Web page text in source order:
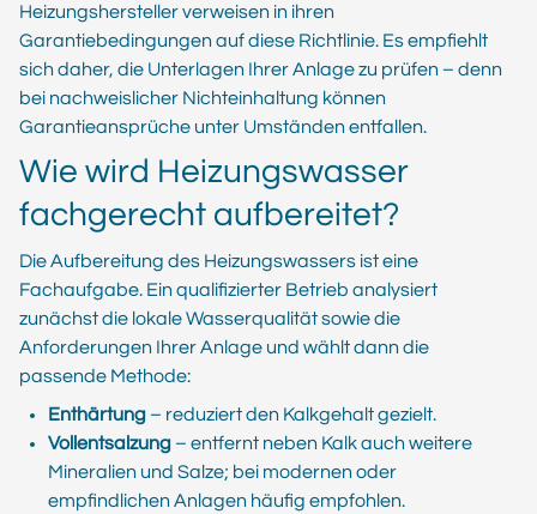
Heizungshersteller verweisen in ihren
Garantiebedingungen auf diese Richtlinie. Es empfiehlt
sich daher, die Unterlagen Ihrer Anlage zu prüfen – denn
bei nachweislicher Nichteinhaltung können
Garantieansprüche unter Umständen entfallen.
Wie wird Heizungswasser
fachgerecht aufbereitet?
Die Aufbereitung des Heizungswassers ist eine
Fachaufgabe. Ein qualifizierter Betrieb analysiert
zunächst die lokale Wasserqualität sowie die
Anforderungen Ihrer Anlage und wählt dann die
passende Methode:
Enthärtung– reduziert den Kalkgehalt gezielt.
Vollentsalzung– entfernt neben Kalk auch weitere
Mineralien und Salze; bei modernen oder
empfindlichen Anlagen häufig empfohlen.